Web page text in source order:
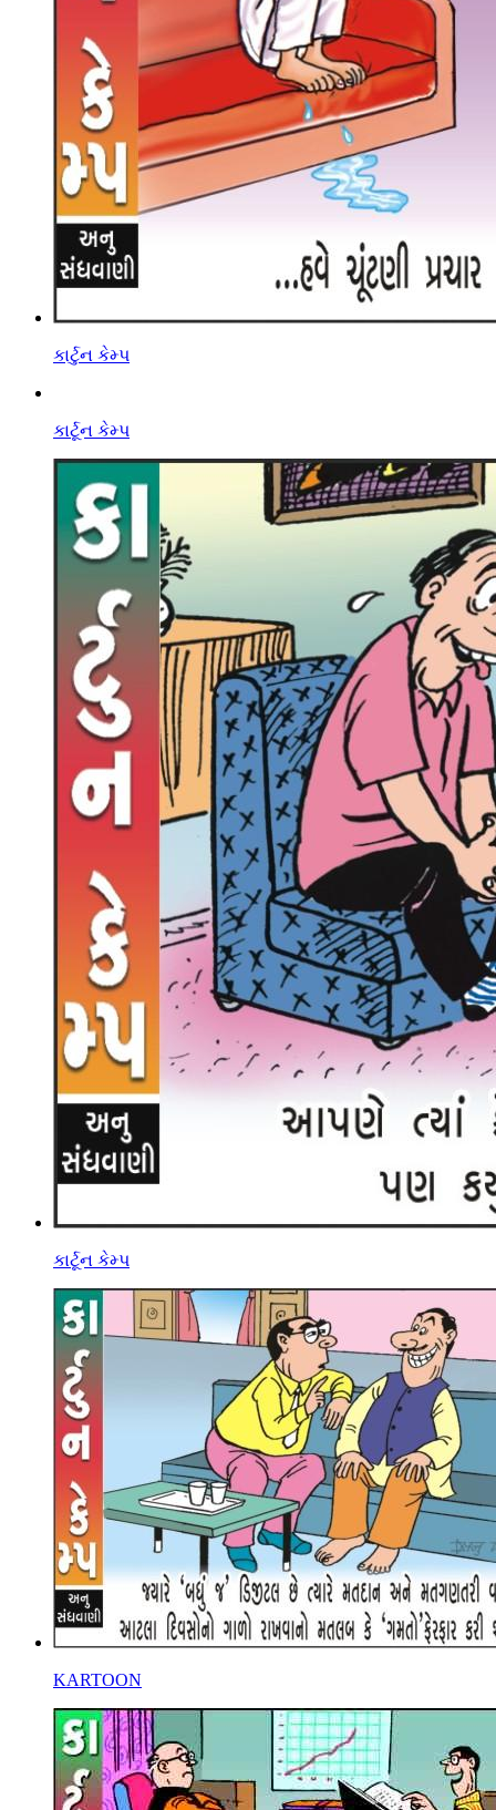
કાર્ટુન કેમ્પ
કાર્ટૂન કેમ્પ
કાર્ટૂન કેમ્પ
KARTOON